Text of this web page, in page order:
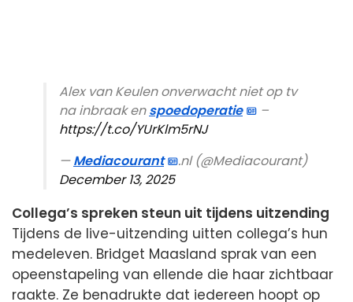
Alex van Keulen onverwacht niet op tv
na inbraak enspoedoperatie
–
https://t.co/YUrKlm5rNJ
—Mediacourant
.nl (@Mediacourant)
December 13, 2025
Collega’s spreken steun uit tijdens uitzending
Tijdens de live-uitzending uitten collega’s hun
medeleven. Bridget Maasland sprak van een
opeenstapeling van ellende die haar zichtbaar
raakte. Ze benadrukte dat iedereen hoopt op